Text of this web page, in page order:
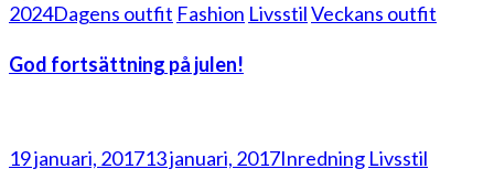
2024Dagens outfit Fashion LivsstilVeckans outfit
God fortsättning på julen!
19 januari, 201713 januari, 2017Inredning Livsstil